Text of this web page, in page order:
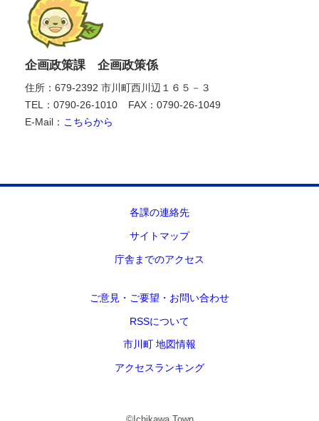
企画政策課 企画政策係
住所：679-2392 市川町西川辺１６５－３
TEL：0790-26-1010
FAX：0790-26-1049
E-Mail： こちらから
各課の連絡先
サイトマップ
庁舎までのアクセス
ご意見・ご要望・お問い合わせ
RSSについて
市川町 地図情報
アクセスランキング